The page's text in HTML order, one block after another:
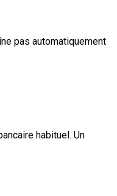
pas automatiquement
habituel. Un